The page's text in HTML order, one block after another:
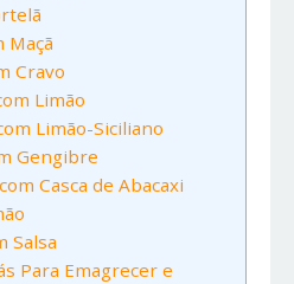
Maçã
Cravo
Limão
Limão-Siciliano
Gengibre
Casca de Abacaxi
Salsa
Para Emagrecer e